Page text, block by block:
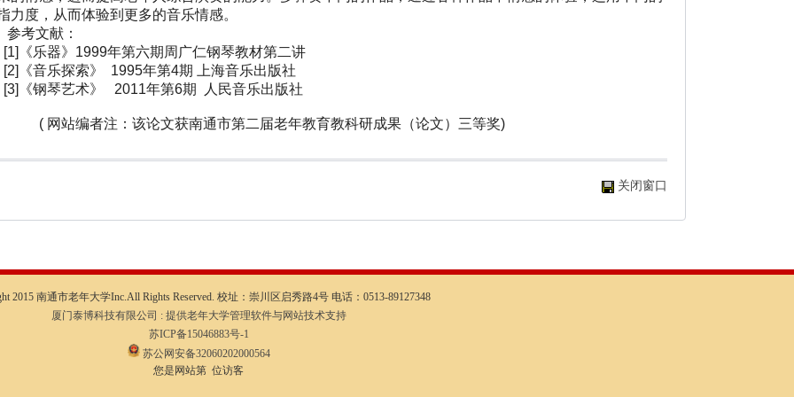
力度，从而体验到更多的音乐情感。
考文献：
《乐器》1999年第六期周广仁钢琴教材第二讲
《音乐探索》 1995年第4期 上海音乐出版社
《钢琴艺术》 2011年第6期 人民音乐出版社
站编者注：该论文获南通市第二届老年教育教科研成果（论文）三等奖)
关闭窗口
2015 南通市老年大学Inc.All Rights Reserved. 校址：崇川区启秀路4号 电话：0513-89127348
厦门泰博科技有限公司 : 提供老年大学管理软件与网站技术支持
苏ICP备15046883号-1
苏公网安备32060202000564
您是网站第 位访客